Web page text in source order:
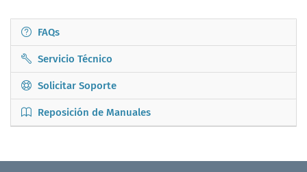
FAQs
Servicio Técnico
Solicitar Soporte
Reposición de Manuales